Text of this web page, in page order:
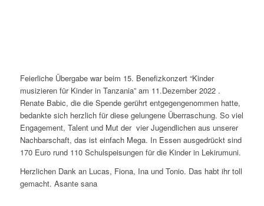
Feierliche Übergabe war beim 15. Benefizkonzert “Kinder
musizieren für Kinder in Tanzania” am 11.Dezember 2022 .
Renate Babic, die die Spende gerührt entgegengenommen hatte,
bedankte sich herzlich für diese gelungene Überraschung. So viel
Engagement, Talent und Mut der vier Jugendlichen aus unserer
Nachbarschaft, das ist einfach Mega. In Essen ausgedrückt sind
170 Euro rund 110 Schulspeisungen für die Kinder in Lekirumuni.
Herzlichen Dank an Lucas, Fiona, Ina und Tonio. Das habt ihr toll
gemacht. Asante sana